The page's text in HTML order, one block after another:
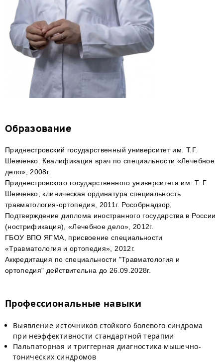
Образование
Приднестровский государственный университет им. Т.Г.
Шевченко. Квалификация врач по специальности «Лечебное
дело», 2008г.
Приднестровского государственного университета им. Т. Г.
Шевченко, клиническая ординатура специальность
травматология-ортопедия, 2011г. Рособрнадзор,
Подтверждение диплома иностранного государства в России
(нострификация), «Лечебное дело», 2012г.
ГБОУ ВПО ЯГМА, присвоение специальности
«Травматология и ортопедия», 2012г.
Аккредитация по специальности "Травматология и
ортопедия" действительна до 26.09.2028г.
Профессиональные навыки
Выявление источников стойкого болевого синдрома
при неэффективности стандартной терапии
Пальпаторная и триггерная диагностика мышечно-
тонических синдромов